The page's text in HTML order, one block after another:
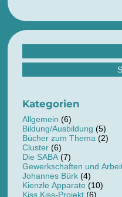
nach:
Kategorien
Allgemein (6)
Bildung/Ausbildung (5)
Bücher zum Thema (2)
Cluster(6)
Die SABA(7)
Gewerkschaften und
Johannes Bürk(4)
Kienzle Apparate (10)
Kiss Kiss-Projekt(6)